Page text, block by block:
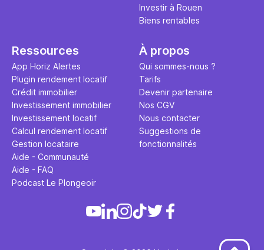
Investir à Rouen
Biens rentables
Ressources
App Horiz Alertes
Plugin rendement locatif
Crédit immobilier
Investissement immobilier
Investissement locatif
Calcul rendement locatif
Gestion locataire
Aide - Communauté
Aide - FAQ
Podcast Le Plongeoir
À propos
Qui sommes-nous ?
Tarifs
Devenir partenaire
Nos CGV
Nous contacter
Suggestions de
fonctionnalités